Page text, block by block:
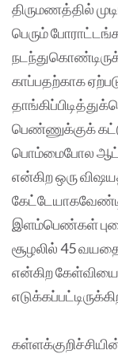
திருமணத்தில்
பெரும்
காப்பதற்காக
பெண்ணுக்குக்
பொம்மைபோல
என்கிற ஒரு
இளம்பெண்கள்
சூழலில் 45
என்கிற
கள்ளக்குறிச்சியின்